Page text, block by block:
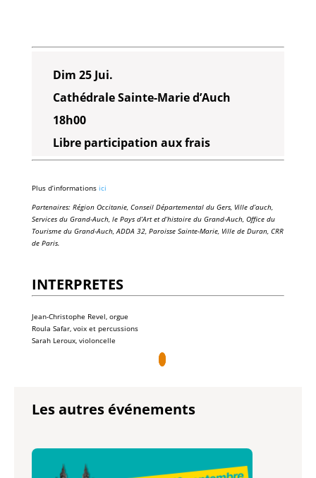
Dim 25 Jui.
Cathédrale Sainte-Marie d’Auch
18h00
Libre participation aux frais
Plus d’informations ici
Partenaires: Région Occitanie, Conseil Départemental du Gers, Ville d’auch,
Services du Grand-Auch, le Pays d’Art et d’histoire du Grand-Auch, Office du
Tourisme du Grand-Auch, ADDA 32, Paroisse Sainte-Marie, Ville de Duran, CRR
de Paris.
INTERPRETES
Jean-Christophe Revel, orgue
Roula Safar, voix et percussions
Sarah Leroux, violoncelle
Les autres événements